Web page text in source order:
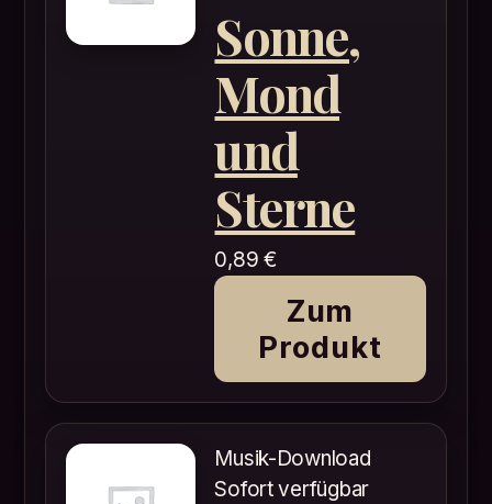
Sonne,
Mond
und
Sterne
0,89€
Zum
Produkt
Musik-Download
Sofort verfügbar